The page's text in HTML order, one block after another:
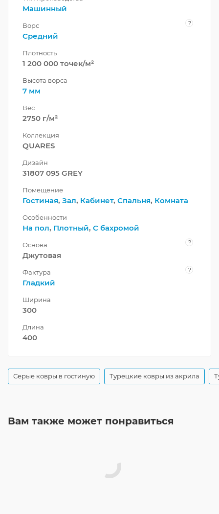
Машинный
Ворс ?
Средний
Плотность
1 200 000 точек/м²
Высота ворса
7 мм
Вес
2750 г/м²
Коллекция
QUARES
Дизайн
31807 095 GREY
Помещение
Гостиная, Зал, Кабинет, Спальня, Комната
Особенности
На пол, Плотный, С бахромой
Основа ?
Джутовая
Фактура ?
Гладкий
Ширина
300
Длина
400
Серые ковры в гостиную Турецкие ковры из акрила
Вам также может понравиться